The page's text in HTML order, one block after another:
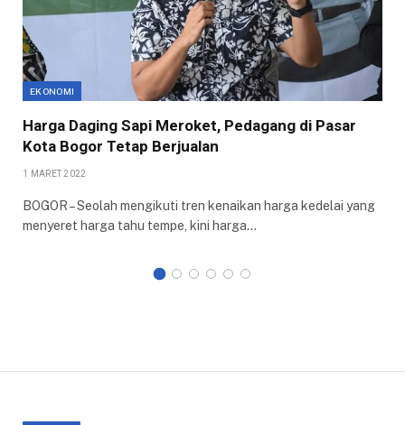
EKONOMI
Harga Daging Sapi Meroket, Pedagang di Pasar
Kota Bogor Tetap Berjualan
1 MARET 2022
BOGOR – Seolah mengikuti tren kenaikan harga kedelai yang
menyeret harga tahu tempe, kini harga…